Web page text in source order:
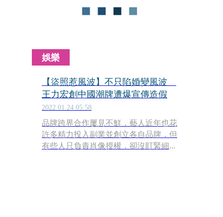
娛樂
【盜照惹風波】不只陷婚變風波
王力宏創中國潮牌遭爆宣傳造假
2022.01.24 05:58
品牌跨界合作屢見不鮮，藝人近年也花
許多精力投入副業並創立各自品牌，但
有些人只負責肖像授權，卻沒盯緊細